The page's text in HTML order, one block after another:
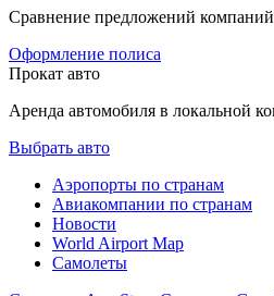
Сравнение предложений
Оформление полиса
Прокат авто
Аренда автомобиля в локальной
Выбрать авто
Аэропорты по странам
Авиакомпании по странам
Новости
World Airport Map
Самолеты